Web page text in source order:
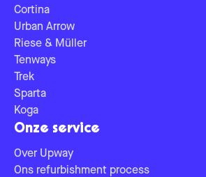
Cortina
Urban Arrow
Riese & Müller
Tenways
Trek
Sparta
Koga
Onze service
Over Upway
Ons refurbishment process